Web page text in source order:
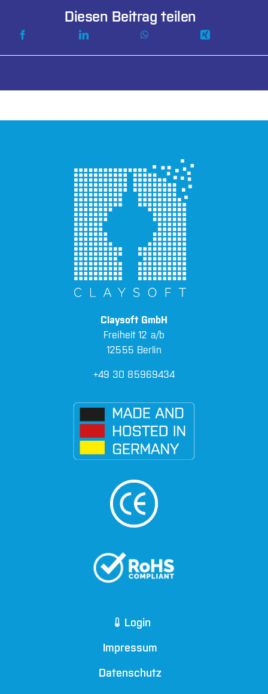
Diesen Beitrag teilen
Claysoft GmbH
Freiheit 12 a/b
12555 Berlin
+49 30 85969434
Login
Impressum
Datenschutz